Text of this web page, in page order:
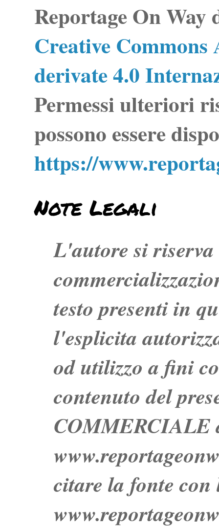
Reportage On Way
Creative
derivate 4.0
Permessi ulteriori
possono essere
https://
Note Legali
L'autore si
testo presenti in
l'esplicita
od utilizzo a fini
contenuto del
COMMERCIALE
citare la fonte